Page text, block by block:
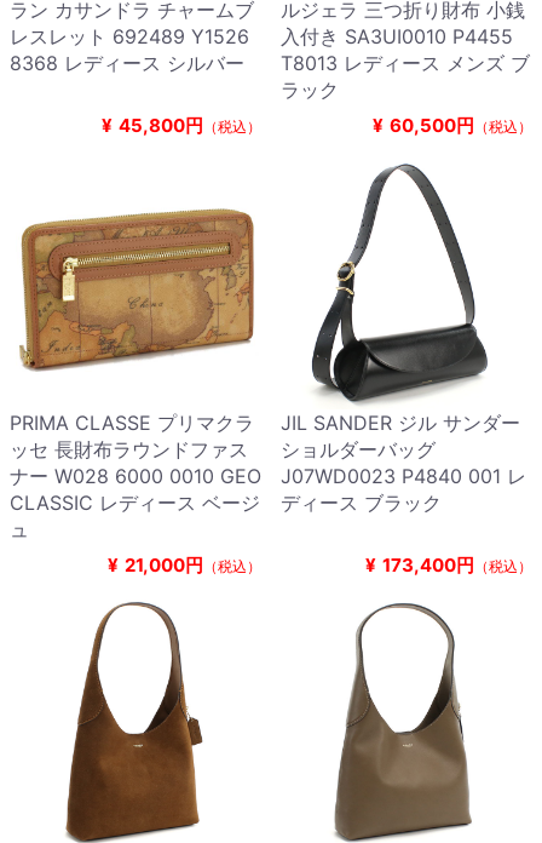
ラン カサンドラ チャームブ
レスレット 692489 Y1526
8368 レディース シルバー
¥ 45,800円 （税込）
ルジェラ 三つ折り財布 小銭
入付き SA3UI0010 P4455
T8013 レディース メンズ ブ
ラック
¥ 60,500円 （税込）
PRIMA CLASSE プリマクラ
ッセ 長財布ラウンドファス
ナー W028 6000 0010 GEO
CLASSIC レディース ベージ
ュ
¥ 21,000円 （税込）
JIL SANDER ジル サンダー
ショルダーバッグ
J07WD0023 P4840 001 レ
ディース ブラック
¥ 173,400円 （税込）